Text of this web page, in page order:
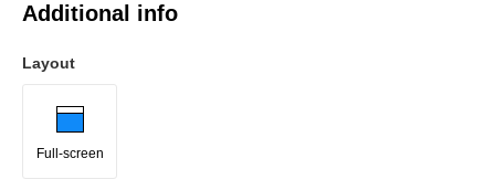
Additional info
Layout
Full-screen